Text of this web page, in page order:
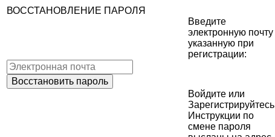
ВОССТАНОВЛЕНИЕ ПАРОЛЯ
Введите
электронную почту
указанную при
регистрации:
Войдите или
Зарегистрируйтесь
Инструкции по
смене пароля